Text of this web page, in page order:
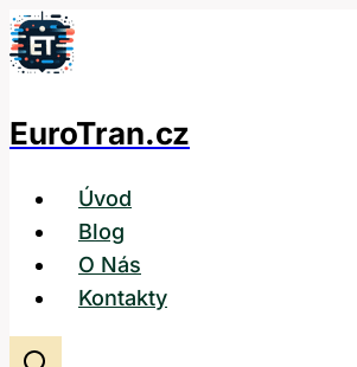
Přeskočit
na
EuroTran.cz
Úvod
Blog
O Nás
Kontakty